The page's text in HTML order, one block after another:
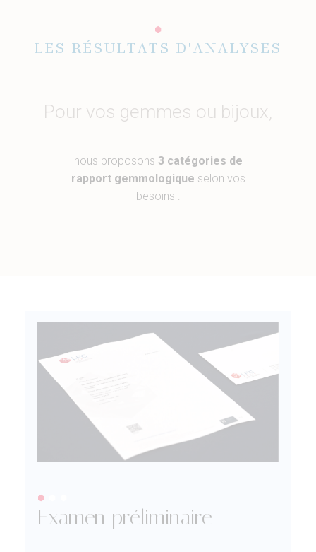
LES RÉSULTATS D'ANALYSES
Pour vos gemmes ou bijoux,
nous proposons 3 catégories de
rapport gemmologique selon vos
besoins :
Examen préliminaire